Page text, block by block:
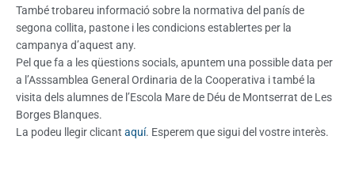
També trobareu informació sobre la normativa del panís de
segona collita, pastone i les condicions establertes per la
campanya d’aquest any.
Pel que fa a les qüestions socials, apuntem una possible data per
a l’Asssamblea General Ordinaria de la Cooperativa i també la
visita dels alumnes de l’Escola Mare de Déu de Montserrat de Les
Borges Blanques.
La podeu llegir clicant aquí. Esperem que sigui del vostre interès.